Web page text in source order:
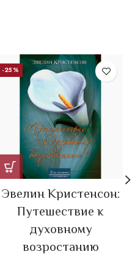
-25%
Эвелин Кристенсон:
Путешествие к
духовному
возростанию